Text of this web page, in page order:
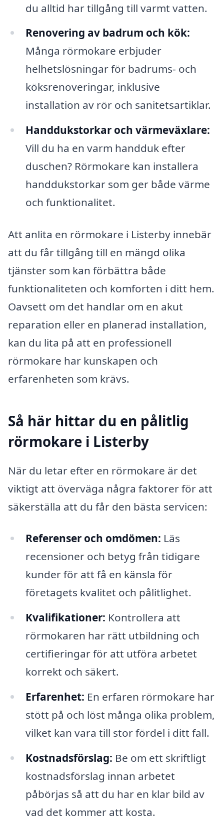
du alltid har tillgång till varmt vatten.
Renovering av badrum och kök:
Många rörmokare erbjuder
helhetslösningar för badrums- och
köksrenoveringar, inklusive
installation av rör och sanitetsartiklar.
Handdukstorkar och värmeväxlare:
Vill du ha en varm handduk efter
duschen? Rörmokare kan installera
handdukstorkar som ger både värme
och funktionalitet.
Att anlita en rörmokare i Listerby innebär
att du får tillgång till en mängd olika
tjänster som kan förbättra både
funktionaliteten och komforten i ditt hem.
Oavsett om det handlar om en akut
reparation eller en planerad installation,
kan du lita på att en professionell
rörmokare har kunskapen och
erfarenheten som krävs.
Så här hittar du en pålitlig
rörmokare i Listerby
När du letar efter en rörmokare är det
viktigt att överväga några faktorer för att
säkerställa att du får den bästa servicen:
Referenser och omdömen: Läs
recensioner och betyg från tidigare
kunder för att få en känsla för
företagets kvalitet och pålitlighet.
Kvalifikationer: Kontrollera att
rörmokaren har rätt utbildning och
certifieringar för att utföra arbetet
korrekt och säkert.
Erfarenhet: En erfaren rörmokare har
stött på och löst många olika problem,
vilket kan vara till stor fördel i ditt fall.
Kostnadsförslag: Be om ett skriftligt
kostnadsförslag innan arbetet
påbörjas så att du har en klar bild av
vad det kommer att kosta.